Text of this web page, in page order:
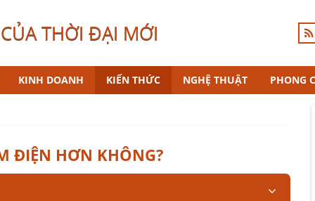
THỜI ĐẠI MỚI
KINH DOANH KIẾN THỨC NGHỆ THUẬT PHONG
ĐIỆN HƠN KHÔNG?